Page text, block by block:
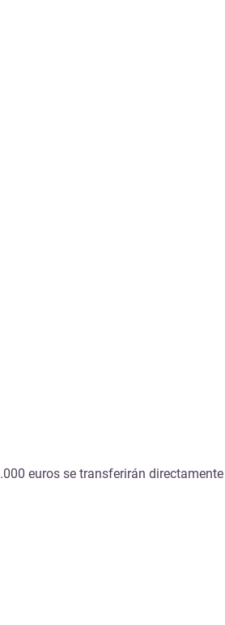
euros se transferirán directamente